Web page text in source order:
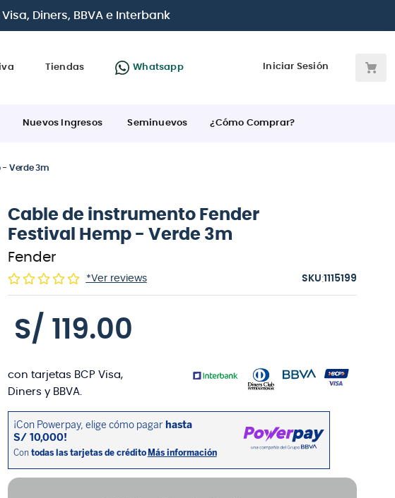
Visa, Diners, BBVA e Interbank
Tiendas Whatsapp Iniciar Sesión
Nuevos Ingresos Seminuevos ¿Cómo Comprar?
- Verde 3m
Cable de instrumento Fender
Festival Hemp - Verde 3m
Fender
*Ver reviews :1115199
S/ 119.00
con tarjetas BCP Visa,
Diners y BBVA.